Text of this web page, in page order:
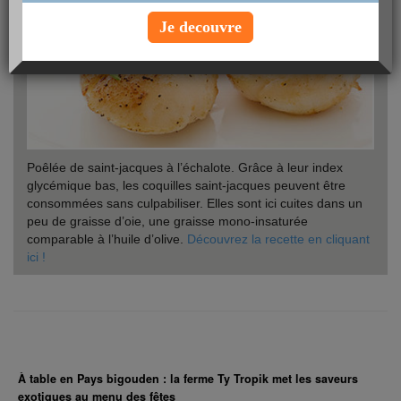
Poêlée de saint-jacques à l’échalote. Grâce à leur index
glycémique bas, les coquilles saint-jacques peuvent être
consommées sans culpabiliser. Elles sont ici cuites dans un
peu de graisse d’oie, une graisse mono-insaturée
comparable à l’huile d’olive.
Découvrez la recette en cliquant
ici !
À table en Pays bigouden : la ferme Ty Tropik met les saveurs
exotiques au menu des fêtes
Je decouvre